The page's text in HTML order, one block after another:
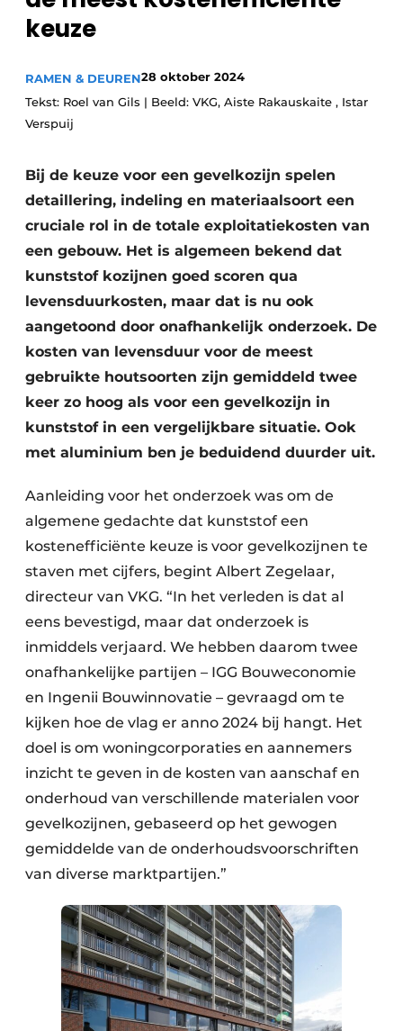
Uitnodiging Rondetafelgesprek – 20 jaar Profiel
Video’s
keuze
RAMEN & DEUREN28 oktober 2024
Tekst: Roel van Gils | Beeld: VKG, Aiste Rakauskaite , Istar
Verspuij
Bij de keuze voor een gevelkozijn spelen
detaillering, indeling en materiaalsoort een
cruciale rol in de totale exploitatie­kosten van
een gebouw. Het is algemeen bekend dat
kunststof kozijnen goed scoren qua
levensduurkosten, maar dat is nu ook
aangetoond door onafhankelijk onderzoek. De
kosten van levensduur voor de meest
gebruikte houtsoorten zijn gemiddeld twee
keer zo hoog als voor een gevelkozijn in
kunststof in een vergelijkbare situatie. Ook
met aluminium ben je beduidend duurder uit.
Aanleiding voor het onderzoek was om de
algemene gedachte dat kunststof een
kostenefficiënte keuze is voor gevelkozijnen te
staven met cijfers, begint Albert Zegelaar,
directeur van VKG. “In het verleden is dat al
eens bevestigd, maar dat onderzoek is
inmiddels verjaard. We hebben daarom twee
onafhankelijke partijen – IGG Bouweconomie
en Ingenii Bouwinnovatie – gevraagd om te
kijken hoe de vlag er anno 2024 bij hangt. Het
doel is om woningcorporaties en aannemers
inzicht te geven in de kosten van aanschaf en
onderhoud van verschillende materialen voor
gevelkozijnen, gebaseerd op het gewogen
gemiddelde van de onderhoudsvoorschriften
van diverse marktpartijen.”